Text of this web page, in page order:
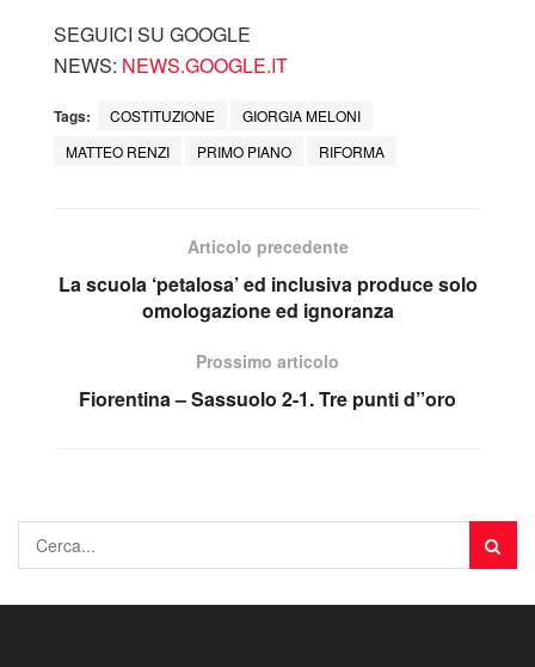
SEGUICI SU GOOGLE
NEWS: NEWS.GOOGLE.IT
Tags: COSTITUZIONE
GIORGIA MELONI
MATTEO RENZI
PRIMO PIANO RIFORMA
Articolo precedente
La scuola ‘petalosa’ ed inclusiva produce solo
omologazione ed ignoranza
Prossimo articolo
Fiorentina – Sassuolo 2-1. Tre punti d”oro